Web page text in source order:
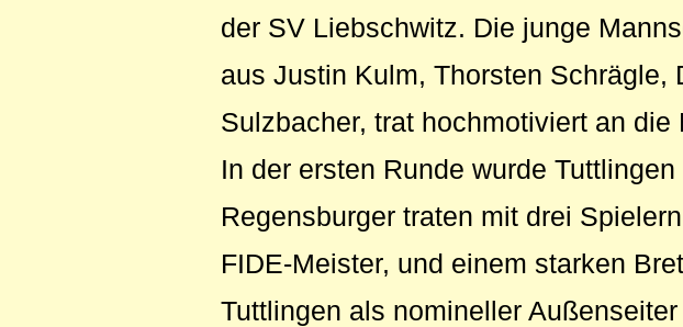
der SV Liebschwitz. Die junge
aus Justin Kulm, Thorsten
Sulzbacher, trat hochmotiviert an die
In der ersten Runde wurde
Regensburger traten mit drei
FIDE-Meister, und einem starken
Tuttlingen als nomineller